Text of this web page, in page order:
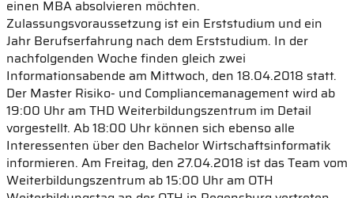
einen MBA absolvieren möchten.
Zulassungsvoraussetzung ist ein Erststudium und ein
Jahr Berufserfahrung nach dem Erststudium. In der
nachfolgenden Woche finden gleich zwei
Informationsabende am Mittwoch, den 18.04.2018 statt.
Der Master Risiko- und Compliancemanagement wird ab
19:00 Uhr am THD Weiterbildungszentrum im Detail
vorgestellt. Ab 18:00 Uhr können sich ebenso alle
Interessenten über den Bachelor Wirtschaftsinformatik
informieren. Am Freitag, den 27.04.2018 ist das Team vom
Weiterbildungszentrum ab 15:00 Uhr am OTH